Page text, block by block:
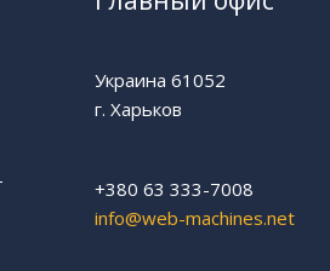
Украина 61052
г. Харьков
+380 63 333-7008
info@web-machines.net